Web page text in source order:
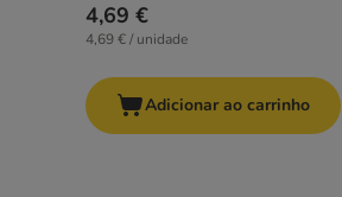
4,69 €
4,69 € / unidade
Adicionar ao carrinho